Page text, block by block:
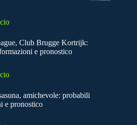
Club Brugge Kortrijk:
e pronostico
amichevole: probabili
e pronostico